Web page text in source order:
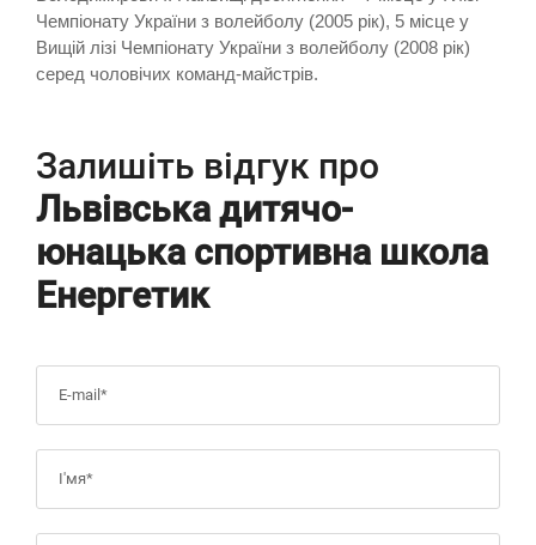
Чемпіонату України з волейболу (2005 рік), 5 місце у
Вищій лізі Чемпіонату України з волейболу (2008 рік)
серед чоловічих команд-майстрів.
Залишіть відгук про
Львівська дитячо-
юнацька спортивна школа
Енергетик